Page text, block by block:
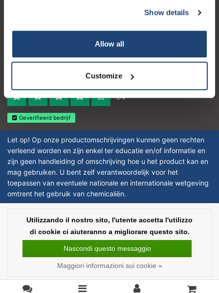
Show details
Allow all
Customize
Logo eigendom van TrustPilot
4.4
Geverifieerd bedrijf
Let op! Op onze productomschrijvingen kunnen geen rechten
verleend worden en zijn enkel ter educatie en/of informatie en
zijn geen handleiding of omschrijving hoe u het product kan en
mag gebruiken. U bent zelf verantwoordelijk voor het
toepassen van eventuele nationale en internationale wetgeving
omtrent het gebruik van chemicaliën.
bassi - All rights reserved - Theme byInStijl Media | Tutti i prezzi sono al
netto delle imposte
Utilizzando il nostro sito, l'utente accetta l'utilizzo
di cookie ci aiuteranno a migliorare questo sito.
Nascondi questo messaggio
Maggiori informazioni sui cookie »